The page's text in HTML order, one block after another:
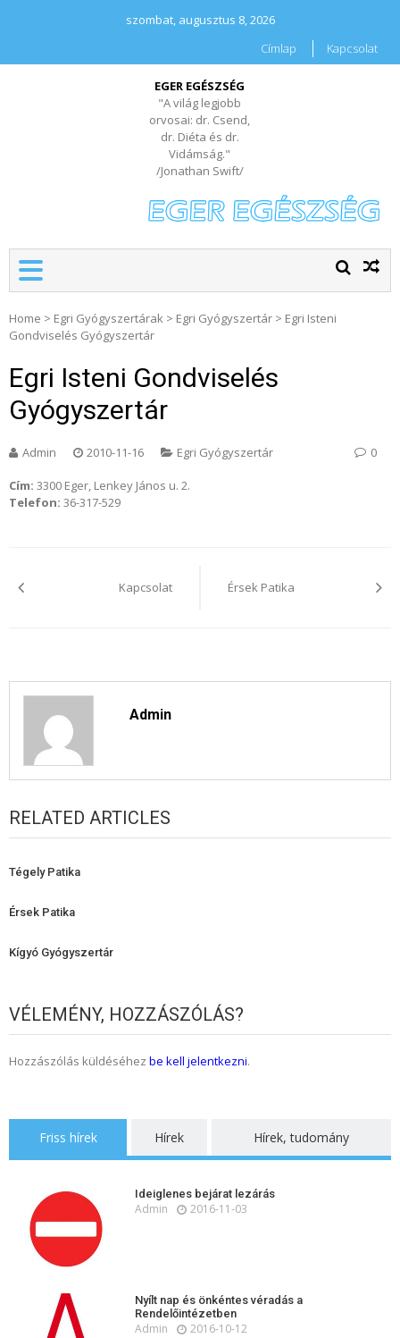
szombat, augusztus 8, 2026
Címlap
Kapcsolat
EGER EGÉSZSÉG
"A világ legjobb
orvosai: dr. Csend,
dr. Diéta és dr.
Vidámság."
/Jonathan Swift/
Home > Egri Gyógyszertárak > Egri Gyógyszertár > Egri Isteni
Gondviselés Gyógyszertár
Egri Isteni Gondviselés
Gyógyszertár
Admin 2010-11-16 Egri Gyógyszertár 0
Cím: 3300 Eger, Lenkey János u. 2.
Telefon: 36-317-529
navigáció
Kapcsolat Érsek Patika
Admin
RELATED ARTICLES
Tégely Patika
Érsek Patika
Kígyó Gyógyszertár
VÉLEMÉNY, HOZZÁSZÓLÁS?
Hozzászólás küldéséhez be kell jelentkezni.
Friss hírek Hírek Hírek, tudomány
Ideiglenes bejárat lezárás
Admin 2016-11-03
Nyílt nap és önkéntes véradás a
Rendelőintézetben
Admin 2016-10-12